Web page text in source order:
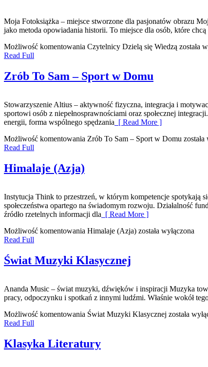
Moja Fotoksiążka – miejsce stworzone dla pasjonatów obrazu
jako metoda opowiadania historii. To miejsce dla osób, które
Możliwość komentowania Czytelnicy Dzielą się Wiedzą została
Read Full
Zrób To Sam – Sport w Domu
Stowarzyszenie Altius – aktywność fizyczna, integracja i
sportowi osób z niepełnosprawnościami oraz społecznej
energii, forma wspólnego spędzania [ Read More ]
Możliwość komentowania Zrób To Sam – Sport w Domu została
Read Full
Himalaje (Azja)
Instytucja Think to przestrzeń, w którym kompetencje spotykają
społeczeństwa opartego na świadomym rozwoju. Działalność
źródło rzetelnych informacji dla [ Read More ]
Możliwość komentowania Himalaje (Azja) została wyłączona
Read Full
Świat Muzyki Klasycznej
Ananda Music – świat muzyki, dźwięków i inspiracji Muzyka
pracy, odpoczynku i spotkań z innymi ludźmi. Właśnie wokół
Możliwość komentowania Świat Muzyki Klasycznej została
Read Full
Klasyka Literatury